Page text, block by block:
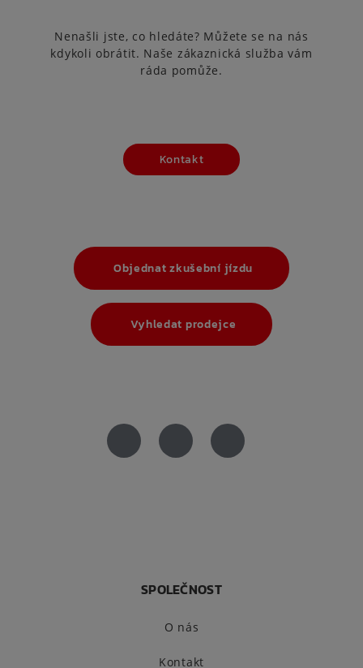
Nenašli jste, co hledáte? Můžete se na nás
kdykoli obrátit. Naše zákaznická služba vám
ráda pomůže.
Kontakt
Objednat zkušební jízdu
Vyhledat prodejce
SPOLEČNOST
O nás
Kontakt